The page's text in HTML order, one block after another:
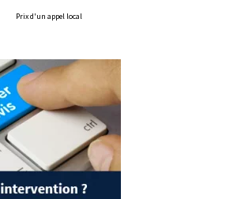
Prix d'un appel local